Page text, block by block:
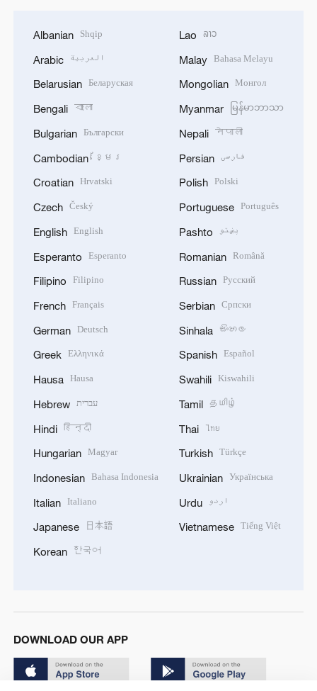
Albanian Shqip
Arabic العربية
Belarusian Беларуская
Bengali বাংলা
Bulgarian Български
Cambodian ខ្មែរ
Croatian Hrvatski
Czech Český
English English
Esperanto Esperanto
Filipino Filipino
French Français
German Deutsch
Greek Ελληνικά
Hausa Hausa
Hebrew עברית
Hindi हिन्दी
Hungarian Magyar
Indonesian Bahasa Indonesia
Italian Italiano
Japanese 日本語
Korean 한국어
Lao ລາວ
Malay Bahasa Melayu
Mongolian Монгол
Myanmar မြန်မာဘာသာ
Nepali नेपाली
Persian فارسی
Polish Polski
Portuguese Português
Pashto پښتو
Romanian Română
Russian Русский
Serbian Српски
Sinhala සිංහල
Spanish Español
Swahili Kiswahili
Tamil தமிழ்
Thai ไทย
Turkish Türkçe
Ukrainian Українська
Urdu اردو
Vietnamese Tiếng Việt
DOWNLOAD OUR APP